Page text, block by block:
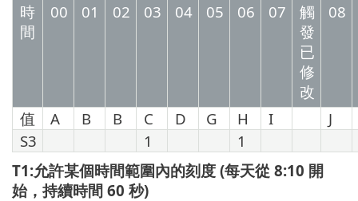
時
間
00 01 02 03 04 05 06 07
觸
發
已
修
改
08
值 A B B C D G H I
J
S3
1
1
T1:允許某個時間範圍內的刻度 (每天從 8:10 開
始，持續時間 60 秒)